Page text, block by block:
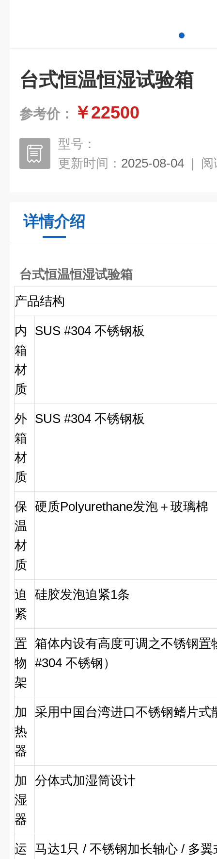
台式恒温恒湿试验箱
参考价： ￥22500
型号：
更新时间： 2025-08-04 | 阅
详情介绍
台式恒温恒湿试验箱
产品结构
内
箱
材
质
SUS #304 不锈钢板
外
箱
材
质
SUS #304 不锈钢板
保
温
材
质
硬质Polyurethane发泡＋玻璃棉
迫
紧
硅胶发泡迫紧1条
置
物
架
箱体内设有高度可调之不锈钢置
#304 不锈钢）
加
热
器
采用中国台湾进口不锈钢鳍片式
加
湿
器
分体式加湿筒设计
运 马达1只 / 不锈钢加长轴心 / 多